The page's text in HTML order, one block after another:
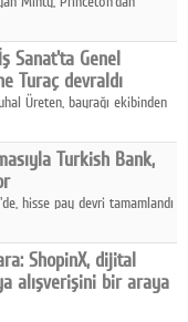
Sanat'ta Genel
Turaç devraldı
Üreten, bayrağı ekibinden
Turkish Bank,
hisse pay devri tamamlandı
Bank A.Ş.” olmasına
ShopinX, dijital
alışverişini bir araya